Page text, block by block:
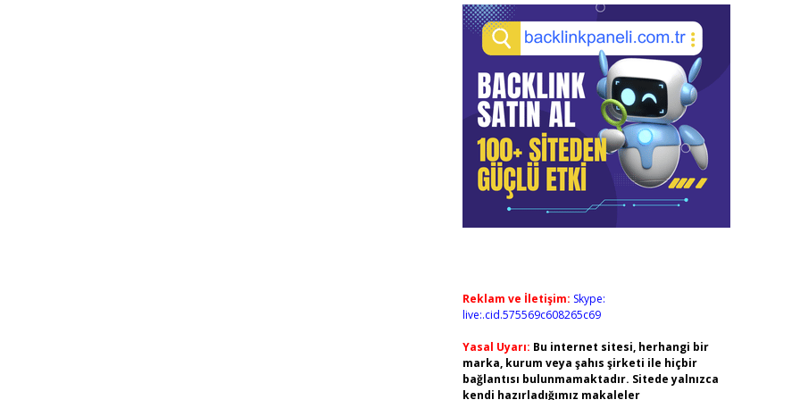
Reklam ve İletişim: Skype:
live:.cid.575569c608265c69
Yasal Uyarı: Bu internet sitesi, herhangi bir
marka, kurum veya şahıs şirketi ile hiçbir
bağlantısı bulunmamaktadır. Sitede yalnızca
kendi hazırladığımız makaleler